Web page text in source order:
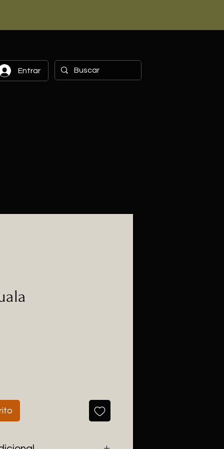
Entrar